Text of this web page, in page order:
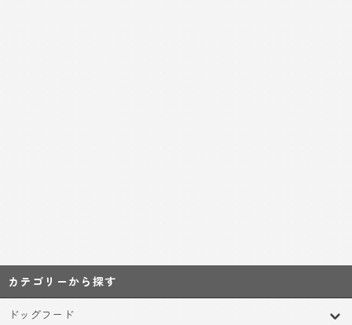
カテゴリーから探す
ドッグフード